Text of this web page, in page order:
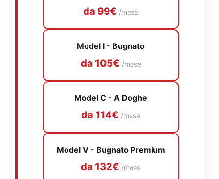
da 99€ /mese
Model I - Bugnato
da 105€ /mese
Model C - A Doghe
da 114€ /mese
Model V - Bugnato Premium
da 132€ /mese